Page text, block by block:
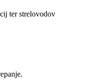
ter strelovodov